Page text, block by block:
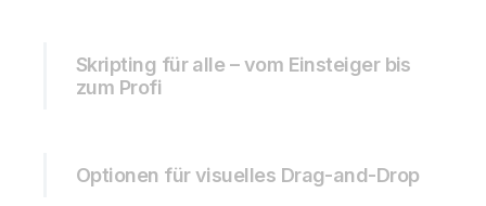
Skripting für alle – vom Einsteiger bis
zum Profi
Optionen für visuelles Drag-and-Drop